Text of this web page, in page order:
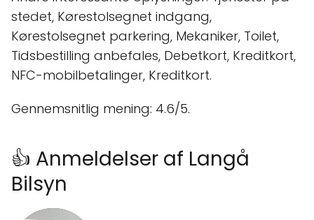
stedet, Kørestolsegnet indgang,
Kørestolsegnet parkering, Mekaniker, Toilet,
Tidsbestilling anbefales, Debetkort, Kreditkort,
NFC-mobilbetalinger, Kreditkort.
Gennemsnitlig mening: 4.6/5.
👍 Anmeldelser af Langå
Bilsyn